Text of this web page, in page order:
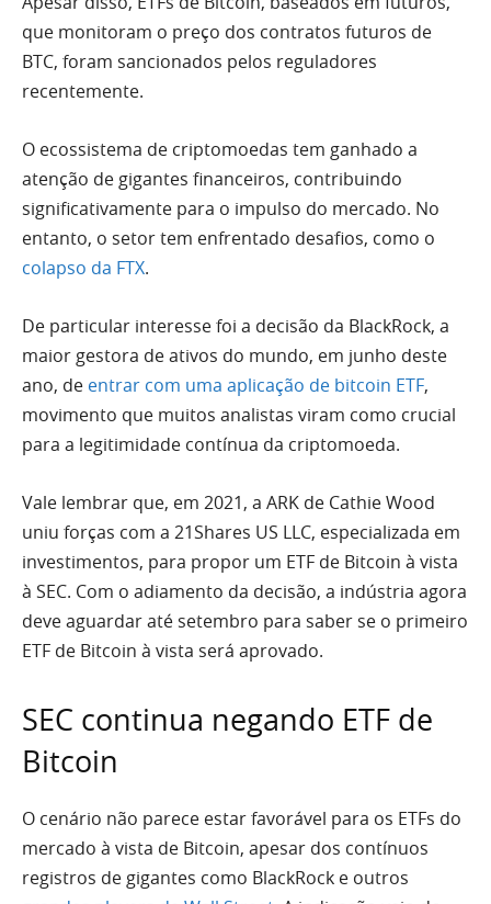
que monitoram o preço dos contratos futuros de
BTC, foram sancionados pelos reguladores
recentemente.
O ecossistema de criptomoedas tem ganhado a
atenção de gigantes financeiros, contribuindo
significativamente para o impulso do mercado. No
entanto, o setor tem enfrentado desafios, como o
colapso da FTX.
De particular interesse foi a decisão da BlackRock, a
maior gestora de ativos do mundo, em junho deste
ano, de entrar com uma aplicação de bitcoin ETF,
movimento que muitos analistas viram como crucial
para a legitimidade contínua da criptomoeda.
Vale lembrar que, em 2021, a ARK de Cathie Wood
uniu forças com a 21Shares US LLC, especializada em
investimentos, para propor um ETF de Bitcoin à vista
à SEC. Com o adiamento da decisão, a indústria agora
deve aguardar até setembro para saber se o primeiro
ETF de Bitcoin à vista será aprovado.
SEC continua negando ETF de
Bitcoin
O cenário não parece estar favorável para os ETFs do
mercado à vista de Bitcoin, apesar dos contínuos
registros de gigantes como BlackRock e outros